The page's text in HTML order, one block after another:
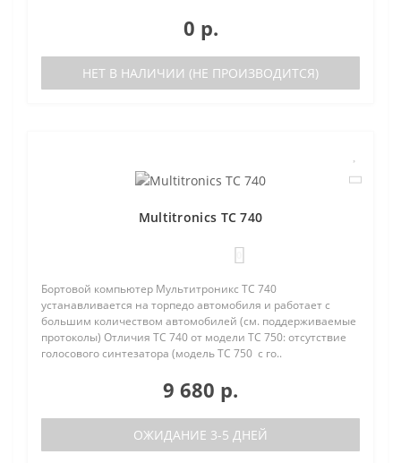
0 р.
НЕТ В НАЛИЧИИ (НЕ ПРОИЗВОДИТСЯ)
Multitronics TC 740
Бортовой компьютер Мультитроникс TC 740
устанавливается на торпедо автомобиля и работает с
большим количеством автомобилей (см. поддерживаемые
протоколы) Отличия TC 740 от модели TC 750: отсутствие
голосового синтезатора (модель TC 750 с го..
9 680 р.
ОЖИДАНИЕ 3-5 ДНЕЙ